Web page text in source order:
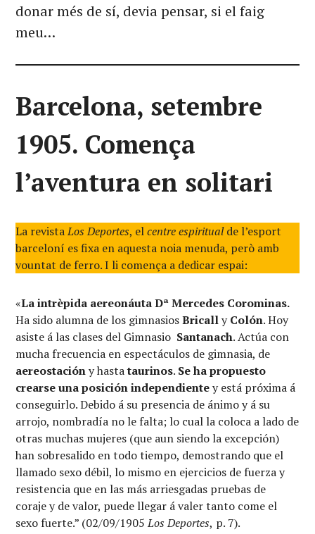
donar més de sí, devia pensar, si el faig
meu…
Barcelona, setembre
1905. Comença
l’aventura en solitari
La revistaLos Deportes, elcentre espiritualde l’esport
barceloní es fixa en aquesta noia menuda, però amb
vountat de ferro. I li comença a dedicar espai:
«La intrèpida aereonáuta Dª Mercedes Corominas.
Ha sido alumna de los gimnasiosBricallyColón. Hoy
asiste á las clases del Gimnasio Santanach. Actúa con
mucha frecuencia en espectáculos de gimnasia, de
aereostacióny hastataurinos. Se ha propuesto
crearse una posición independientey está próxima á
conseguirlo. Debido á su presencia de ánimo y á su
arrojo, nombradía no le falta; lo cual la coloca a lado de
otras muchas mujeres (que aun siendo la excepción)
han sobresalido en todo tiempo, demostrando que el
llamado sexo débil, lo mismo en ejercicios de fuerza y
resistencia que en las más arriesgadas pruebas de
coraje y de valor, puede llegar á valer tanto come el
sexo fuerte.” (02/09/1905Los Deportes, p. 7).